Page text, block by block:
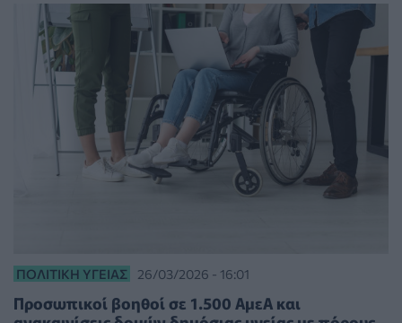
ΠΟΛΙΤΙΚΉ ΥΓΕΊΑΣ 26/03/2026 - 16:01
Προσωπικοί βοηθοί σε 1.500 ΑμεΑ και